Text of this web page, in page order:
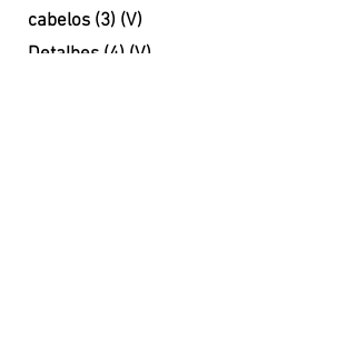
cabelos (3) (V)
Detalhes (4) (V)